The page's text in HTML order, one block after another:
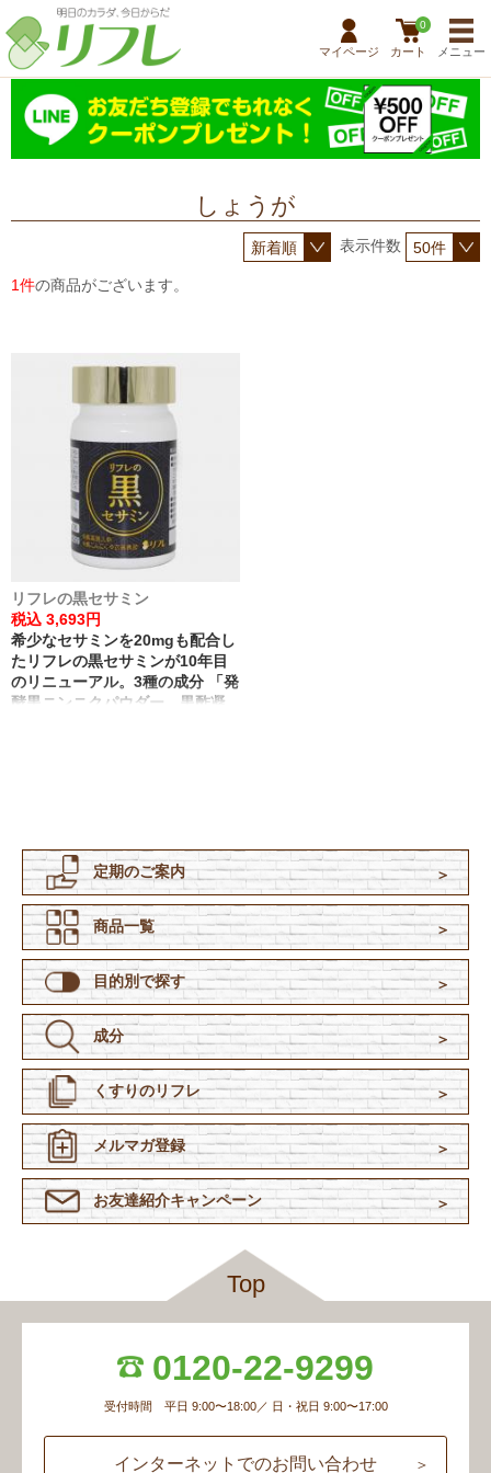
マイページ カート
0
メニュー
しょうが
表示件数
1件の商品がございます。
リフレの黒セサミン
税込 3,693円
希少なセサミンを20mgも配合し
たリフレの黒セサミンが10年目
のリニューアル。3種の成分 「発
酵黒ニンニクパウダー、黒酢凝
定期のご案内
商品一覧
目的別で探す
成分
くすりのリフレ
メルマガ登録
お友達紹介キャンペーン
Top
0120-22-9299
受付時間 平日 9:00〜18:00／ 日・祝日 9:00〜17:00
インターネットでのお問い合わせ